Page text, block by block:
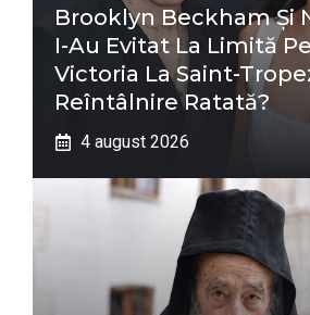
Brooklyn Beckham Și
I-Au Evitat La Limită
Victoria La Saint-
Reîntâlnire Ratată?
4 august 2026